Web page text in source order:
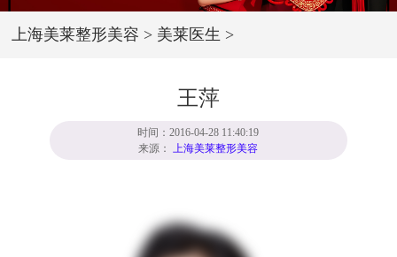
上海美莱整形美容 > 美莱医生 >
王萍
时间：2016-04-28 11:40:19
来源：上海美莱整形美容